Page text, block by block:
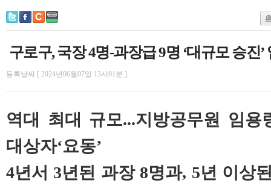
구로구, 국장 4명-과장급 9명 ‘대규모 승진’
등록날짜 [ 2024년06월07일 13시01분 ]
역대 최대 규모...지방공무원 임용
대상자‘요동’
4년서 3년된 과장 8명과, 5년 이상